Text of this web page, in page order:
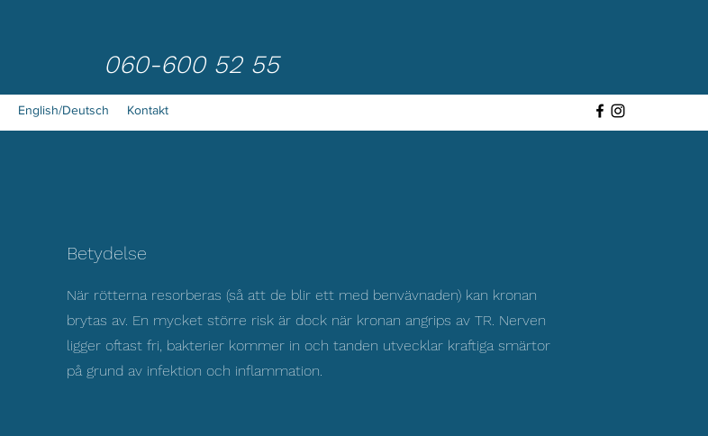
060-600 52 55
English/Deutsch Kontakt
Betydelse
När rötterna resorberas (så att de blir ett med benvävnaden) kan kronan
brytas av. En mycket större risk är dock när kronan angrips av TR. Nerven
ligger oftast fri, bakterier kommer in och tanden utvecklar kraftiga smärtor
på grund av infektion och inflammation.